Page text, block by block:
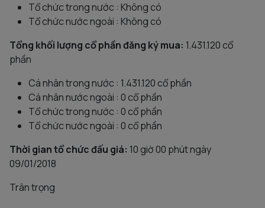
Tổ chức trong nước : Không có
Tổ chức nước ngoài : Không có
Tổng khối lượng cổ phần đăng ký mua: 1.431.120 cổ
phần
Cá nhân trong nước : 1.431.120 cổ phần
Cá nhân nước ngoài : 0 cổ phần
Tổ chức trong nước : 0 cổ phần
Tổ chức nước ngoài : 0 cổ phần
Thời gian tổ chức đấu giá: 10 giờ 00 phút ngày
09/01/2018
Trân trọng